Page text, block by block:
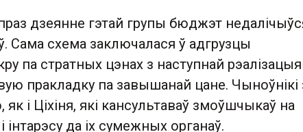
дзеянне гэтай групы бюджэт
Сама схема заключалася ў адгрузцы
па стратных цэнах з наступнай
пракладку па завышанай цане. Чыноўнікі
як і Ціхіня, які кансультаваў змоўшчыкаў на
інтарэсу да іх сумежных органаў.